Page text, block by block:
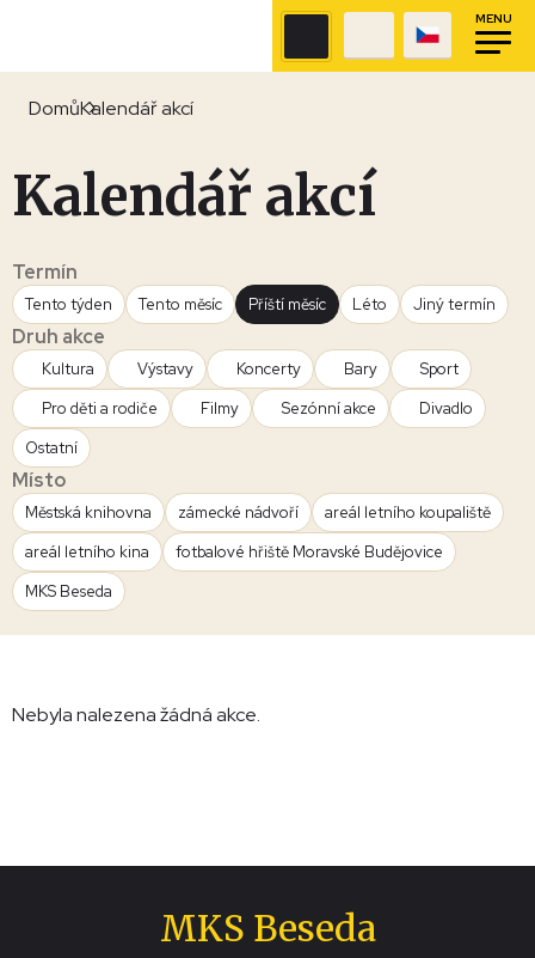
MENU
DomůKalendář akcí
Kalendář akcí
Termín
Tento týden Tento měsíc Příští měsíc Léto Jiný termín
Druh akce
Kultura Výstavy Koncerty Bary
Sport
Pro děti a rodiče
Filmy Sezónní akce
Divadlo
Ostatní
Místo
Městská knihovna zámecké nádvoří
areál letního koupaliště
areál letního kina
fotbalové hřiště Moravské Budějovice
MKS Beseda
Nebyla nalezena žádná akce.
MKS Beseda